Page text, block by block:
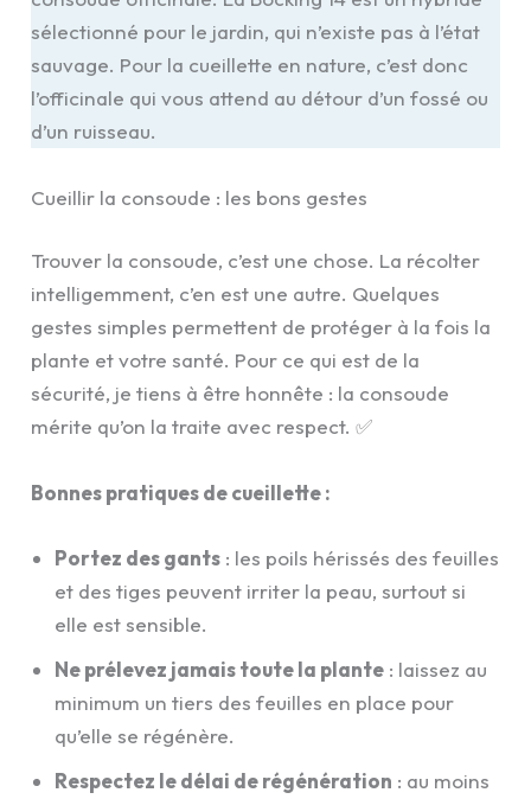
sélectionné pour le jardin, qui n’existe pas à l’état
sauvage. Pour la cueillette en nature, c’est donc
l’officinale qui vous attend au détour d’un fossé ou
d’un ruisseau.
Cueillir la consoude : les bons gestes
Trouver la consoude, c’est une chose. La récolter
intelligemment, c’en est une autre. Quelques
gestes simples permettent de protéger à la fois la
plante et votre santé. Pour ce qui est de la
sécurité, je tiens à être honnête : la consoude
mérite qu’on la traite avec respect. ✅
Bonnes pratiques de cueillette :
Portez des gants : les poils hérissés des feuilles
et des tiges peuvent irriter la peau, surtout si
elle est sensible.
Ne prélevez jamais toute la plante : laissez au
minimum un tiers des feuilles en place pour
qu’elle se régénère.
Respectez le délai de régénération : au moins